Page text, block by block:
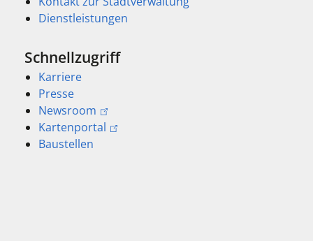
Dienstleistungen
Schnellzugriff
Karriere
Presse
Newsroom
Kartenportal
Baustellen